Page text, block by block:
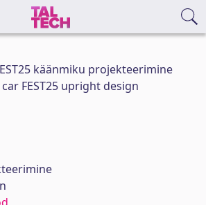
käänmiku projekteerimine
FEST25 upright design